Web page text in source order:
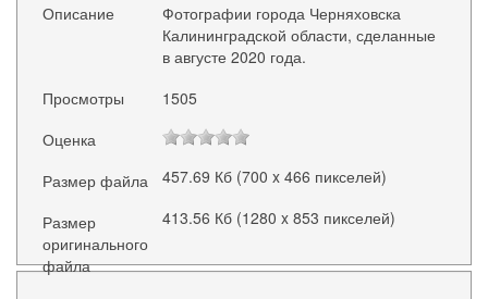
Описание
Фотографии города Черняховска
Калининградской области, сделанные
в августе 2020 года.
Просмотры
1505
Оценка
Размер файла
457.69 Кб (700 x 466 пикселей)
Размер
оригинального
файла
413.56 Кб (1280 x 853 пикселей)